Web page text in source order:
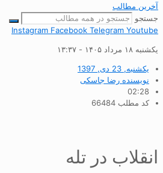
آخرین مطالب
جستجو
Instagram Facebook Telegram Youtube
یکشنبه ۱۸ مرداد ۱۴۰۵ - ۱۳:۳۷
یکشنبه, 23 دی, 1397
نویسندهرضا جاسکی
02:28
کد مطلب 66484
انقلاب در تله